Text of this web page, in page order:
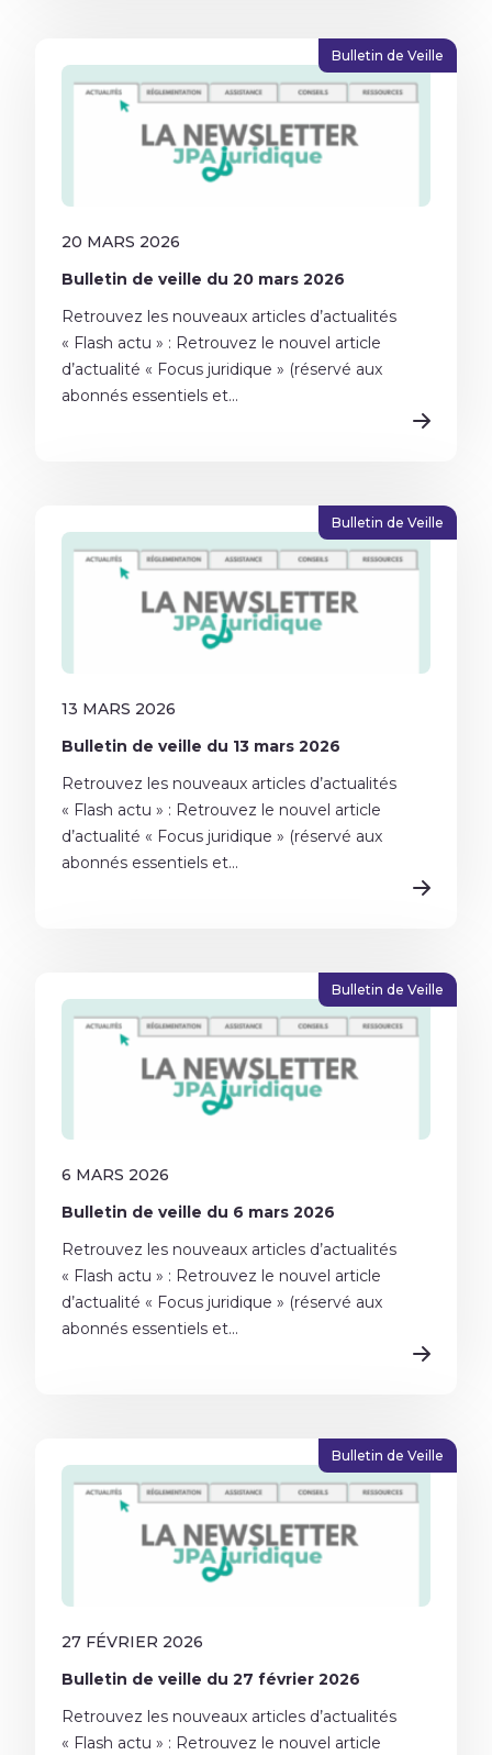
Bulletin de Veille
20 MARS 2026
Bulletin de veille du 20 mars 2026
Retrouvez les nouveaux articles d’actualités
« Flash actu » : Retrouvez le nouvel article
d’actualité « Focus juridique » (réservé aux
abonnés essentiels et...
Bulletin de Veille
13 MARS 2026
Bulletin de veille du 13 mars 2026
Retrouvez les nouveaux articles d’actualités
« Flash actu » : Retrouvez le nouvel article
d’actualité « Focus juridique » (réservé aux
abonnés essentiels et...
Bulletin de Veille
6 MARS 2026
Bulletin de veille du 6 mars 2026
Retrouvez les nouveaux articles d’actualités
« Flash actu » : Retrouvez le nouvel article
d’actualité « Focus juridique » (réservé aux
abonnés essentiels et...
Bulletin de Veille
27 FÉVRIER 2026
Bulletin de veille du 27 février 2026
Retrouvez les nouveaux articles d’actualités
« Flash actu » : Retrouvez le nouvel article